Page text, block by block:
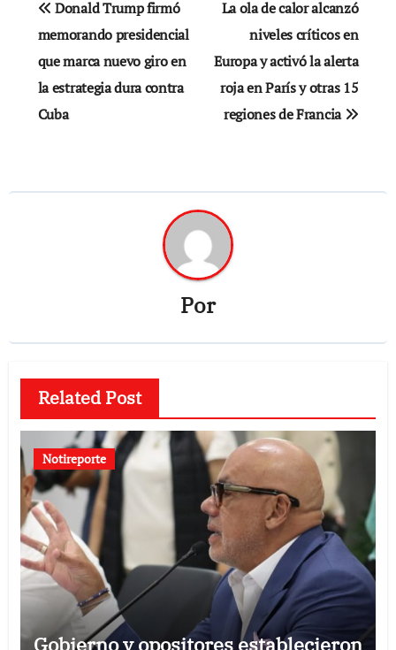
de
entradas
Donald Trump firmó
memorando presidencial
que marca nuevo giro en
la estrategia dura contra
Cuba
La ola de calor alcanzó
niveles críticos en
Europa y activó la alerta
roja en París y otras 15
regiones de Francia
Por
Related Post
Notireporte
Gobierno y opositores establecieron